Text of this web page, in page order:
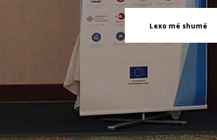
Lexo më shumë